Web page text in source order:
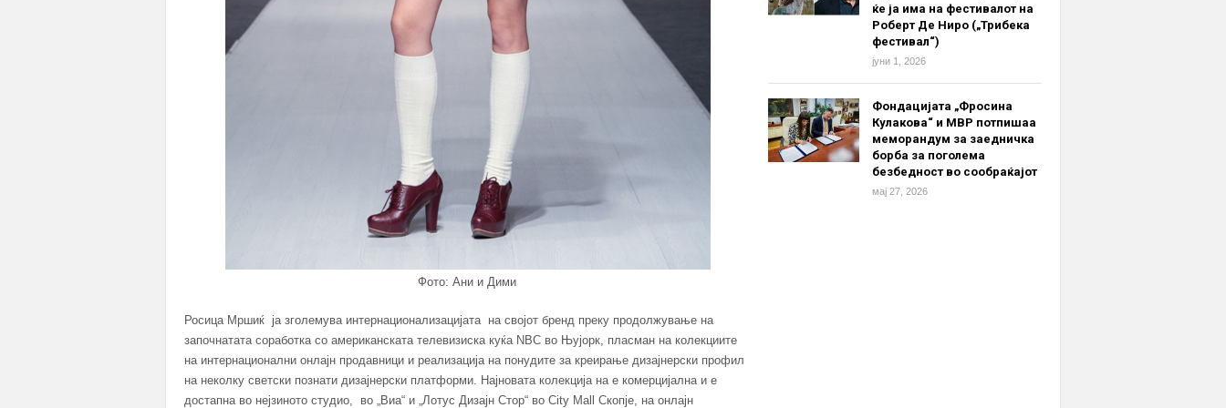
Фото: Ани и Дими
Росица Мршиќ ја зголемува интернационализацијата на својот бренд преку продолжување на
започнатата соработка со американската телевизиска куќа NBC во Њујорк, пласман на колекциите
на интернационални онлајн продавници и реализација на понудите за креирање дизајнерски профил
на неколку светски познати дизајнерски платформи. Најновата колекција на е комерцијална и е
достапна во нејзиното студио, во „Виа“ и „Лотус Дизајн Стор“ во City Mall Скопје, на онлајн
ќе ја има на фестивалот на
Роберт Де Ниро („Трибека
фестивал“)
јуни 1, 2026
Фондацијата „Фросина
Кулакова“ и МВР потпишаа
меморандум за заедничка
борба за поголема
безбедност во сообраќајот
мај 27, 2026